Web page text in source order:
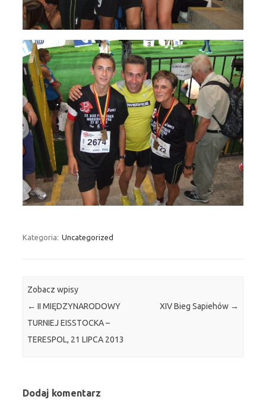
Kategoria: Uncategorized
Zobacz wpisy
← II MIĘDZYNARODOWY
TURNIEJ EISSTOCKA –
TERESPOL, 21 LIPCA 2013
XIV Bieg Sapiehów →
Dodaj komentarz